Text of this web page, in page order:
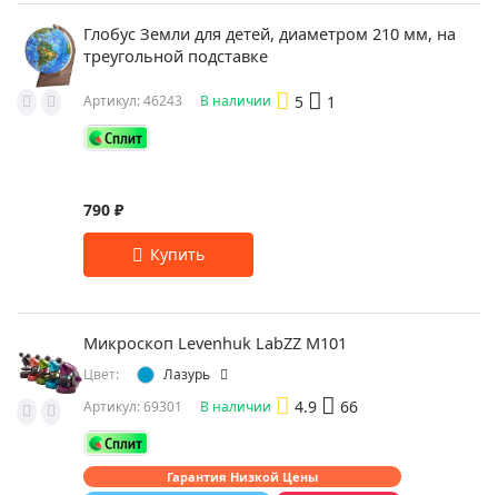
Глобус Земли для детей, диаметром 210 мм, на
треугольной подставке
790 ₽
Артикул: 46243 В наличии 5 1
Микроскоп Levenhuk LabZZ M101
Цвет: Лазурь
Артикул: 69301 В наличии 4.9 66
Гарантия Низкой Цены